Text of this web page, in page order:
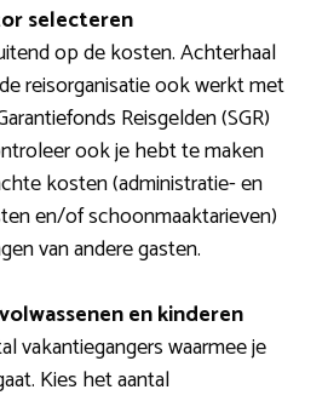
selecteren
op de kosten. Achterhaal
reisorganisatie ook werkt met
Reisgelden (SGR)
ook je hebt te maken
kosten (administratie- en
en/of schoonmaaktarieven)
van andere gasten.
en kinderen
vakantiegangers waarmee je
Kies het aantal